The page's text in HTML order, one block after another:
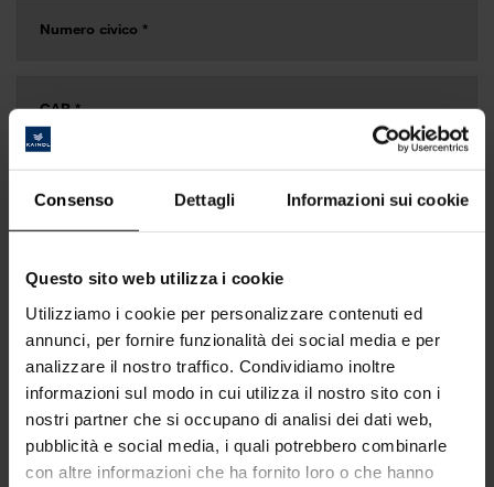
Consenso Dettagli Informazioni sui cookie
Questo sito web utilizza i cookie
Utilizziamo i cookie per personalizzare contenuti ed
annunci, per fornire funzionalità dei social media e per
analizzare il nostro traffico. Condividiamo inoltre
informazioni sul modo in cui utilizza il nostro sito con i
nostri partner che si occupano di analisi dei dati web,
pubblicità e social media, i quali potrebbero combinarle
con altre informazioni che ha fornito loro o che hanno